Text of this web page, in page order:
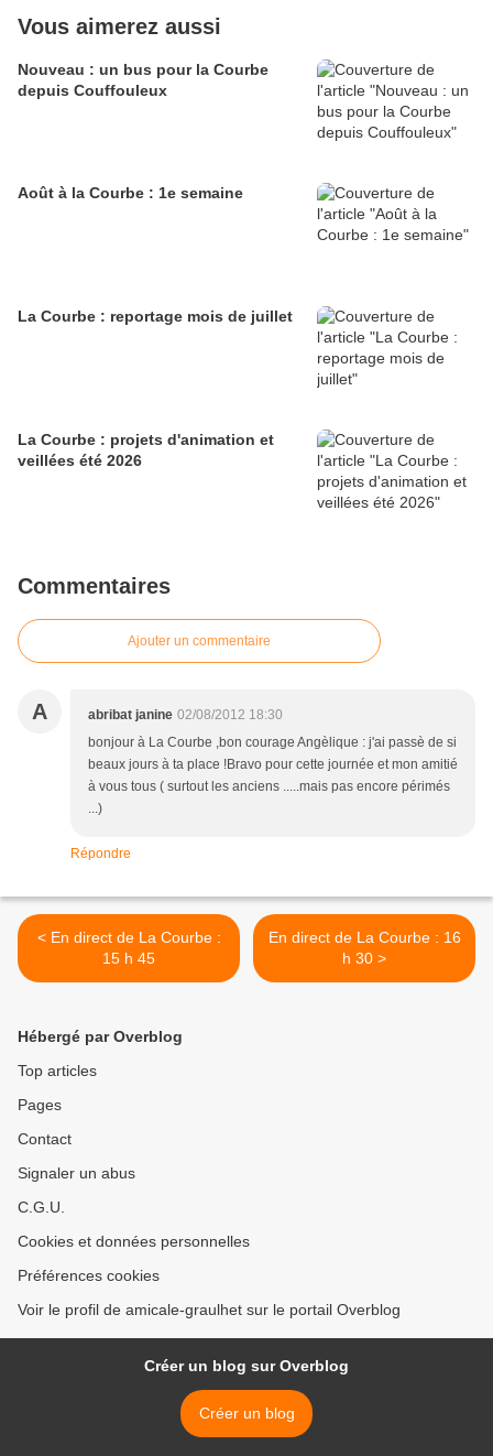
Vous aimerez aussi
Nouveau : un bus pour la Courbe
depuis Couffouleux
Août à la Courbe : 1e semaine
La Courbe : reportage mois de juillet
La Courbe : projets d'animation et
veillées été 2026
Commentaires
Ajouter un commentaire
A abribat janine 02/08/2012 18:30
bonjour à La Courbe ,bon courage Angèlique : j'ai passè de si
beaux jours à ta place !Bravo pour cette journée et mon amitié
à vous tous ( surtout les anciens .....mais pas encore périmés
...)
Répondre
< En direct de La Courbe :
15 h 45
En direct de La Courbe : 16
h 30 >
Hébergé par Overblog
Top articles
Pages
Contact
Signaler un abus
C.G.U.
Cookies et données personnelles
Préférences cookies
Voir le profil de amicale-graulhet sur le portail Overblog
Créer un blog sur Overblog
Créer un blog